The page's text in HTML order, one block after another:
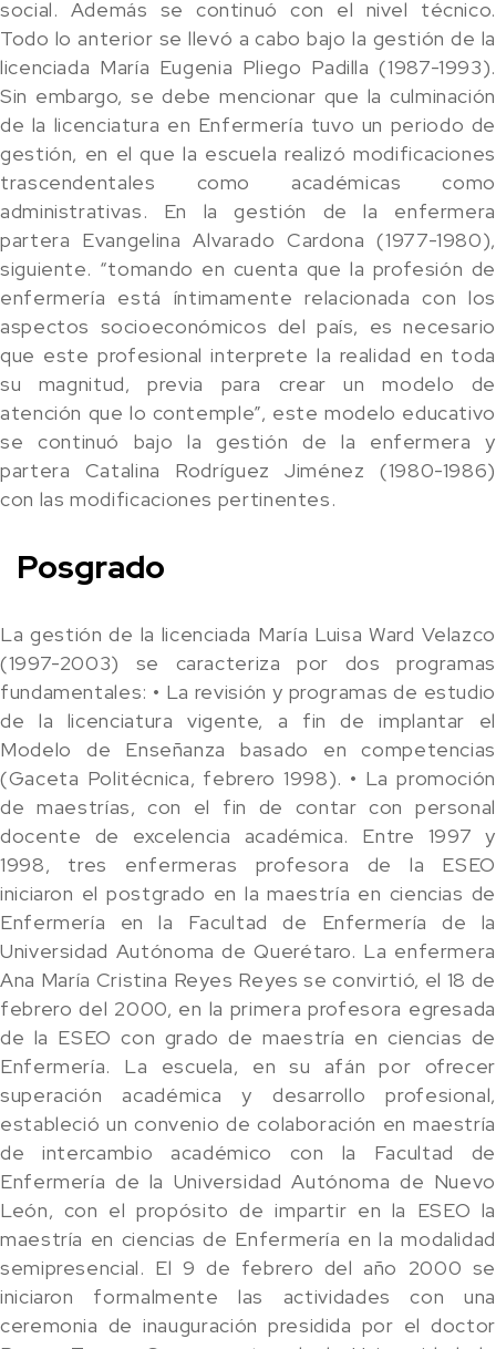
social. Además se continuó con el nivel técnico.
Todo lo anterior se llevó a cabo bajo la gestión de la
licenciada María Eugenia Pliego Padilla (1987-1993).
Sin embargo, se debe mencionar que la culminación
de la licenciatura en Enfermería tuvo un periodo de
gestión, en el que la escuela realizó modificaciones
trascendentales como académicas como
administrativas. En la gestión de la enfermera
partera Evangelina Alvarado Cardona (1977-1980),
siguiente. “tomando en cuenta que la profesión de
enfermería está íntimamente relacionada con los
aspectos socioeconómicos del país, es necesario
que este profesional interprete la realidad en toda
su magnitud, previa para crear un modelo de
atención que lo contemple”, este modelo educativo
se continuó bajo la gestión de la enfermera y
partera Catalina Rodríguez Jiménez (1980-1986)
con las modificaciones pertinentes.
Posgrado
La gestión de la licenciada María Luisa Ward Velazco
(1997-2003) se caracteriza por dos programas
fundamentales: • La revisión y programas de estudio
de la licenciatura vigente, a fin de implantar el
Modelo de Enseñanza basado en competencias
(Gaceta Politécnica, febrero 1998). • La promoción
de maestrías, con el fin de contar con personal
docente de excelencia académica. Entre 1997 y
1998, tres enfermeras profesora de la ESEO
iniciaron el postgrado en la maestría en ciencias de
Enfermería en la Facultad de Enfermería de la
Universidad Autónoma de Querétaro. La enfermera
Ana María Cristina Reyes Reyes se convirtió, el 18 de
febrero del 2000, en la primera profesora egresada
de la ESEO con grado de maestría en ciencias de
Enfermería. La escuela, en su afán por ofrecer
superación académica y desarrollo profesional,
estableció un convenio de colaboración en maestría
de intercambio académico con la Facultad de
Enfermería de la Universidad Autónoma de Nuevo
León, con el propósito de impartir en la ESEO la
maestría en ciencias de Enfermería en la modalidad
semipresencial. El 9 de febrero del año 2000 se
iniciaron formalmente las actividades con una
ceremonia de inauguración presidida por el doctor